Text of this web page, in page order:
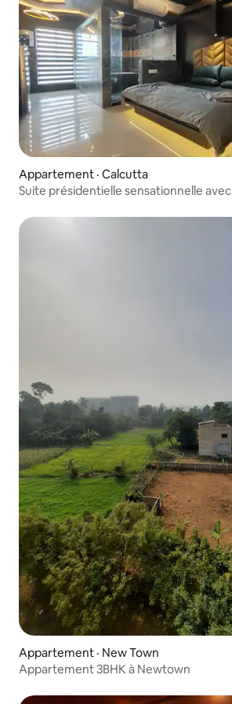
Appartement · Calcutta
Suite présidentielle sensationnelle avec
Appartement · New Town
Appartement 3BHK à Newtown